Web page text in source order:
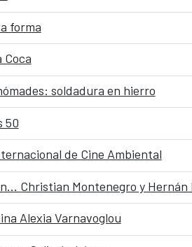
forma
Coca
soldadura en hierro
50
de Cine Ambiental
Christian Montenegro y Hernán
Alexia Varnavoglou